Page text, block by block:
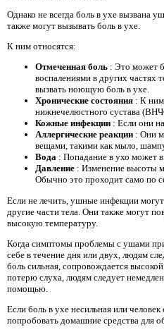
Однако не всегда боль в ухе вызвана
также могут вызывать боль в ухе.
К ним относятся:
Отмеченная боль : Это может
воспалениями в других частях
вызвать ноющую боль в ухе.
Хронические состояния : К ним
нижнечелюстного сустава
Кожные инфекции : Если они
Аллергические реакции : Они
вещами, такими как мыло,
Вода : Попадание в ухо может
Давление : Изменение высоты
Обычно это проходит само по
Если не лечить, ушные инфекции
другие части тела. Они также могут
высокую температуру.
Когда симптомы проблемы с ушами
себе в течение дня или двух, людям
боль сильная, сопровождается
потерю слуха, людям следует
помощью.
Если боль в ухе несильная или
попробовать домашние средства для